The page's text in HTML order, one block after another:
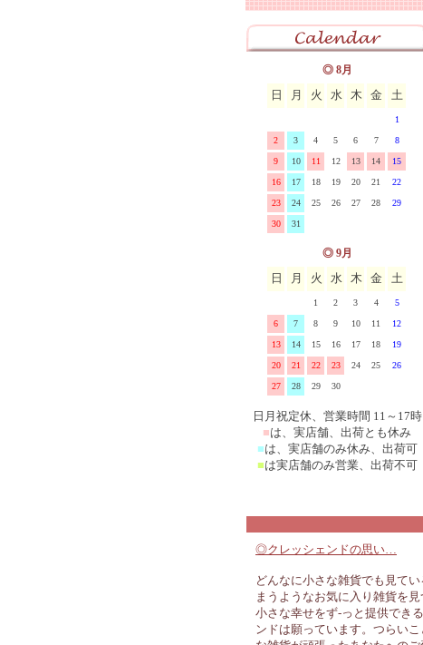
器
マニー グランシュマン エク
マニー GC ブロカントラベル
マニーGC ウッドクラフトアニ
マル
コントワール・デュ・ファミー
ユ
Fabrica ファブリカ
器、ホーロー
イマン イザベラ 陶器
イマン クラリス 陶器、ホー
ロー
イマン ローズバスケット 陶
器、ホーロー
イマン ローレライ ガラス
イマンその他の雑貨
◎ 8月
日 月 火 水 木 金 土
1
2 3 4 5 6 7 8
9 10 11 12 13 14 15
16 17 18 19 20 21 22
23 24 25 26 27 28 29
30 31
◎ 9月
日 月 火 水 木 金 土
1 2 3 4 5
6 7 8 9 10 11 12
13 14 15 16 17 18 19
20 21 22 23 24 25 26
27 28 29 30
日月祝定休、営業時間 11～17時
■は、実店舗、出荷とも休み
■は、実店舗のみ休み、出荷可
■は実店舗のみ営業、出荷不可